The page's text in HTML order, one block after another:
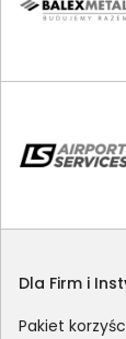
Dla Firm i
Pakiet